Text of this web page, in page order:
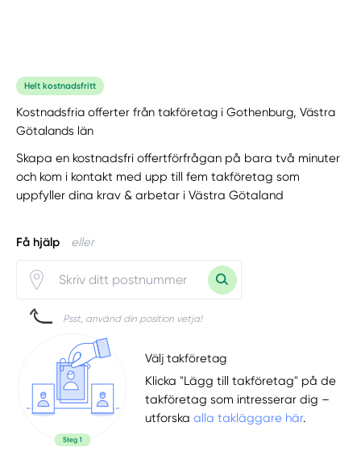
Helt kostnadsfritt
Kostnadsfria offerter från takföretag i Gothenburg, Västra
Götalands län
Skapa en kostnadsfri offertförfrågan på bara två minuter
och kom i kontakt med upp till fem takföretag som
uppfyller dina krav & arbetar i Västra Götaland
Få hjälp eller
Psst, använd din position vetja!
Välj takföretag
Klicka "Lägg till takföretag" på de
takföretag som intresserar dig –
utforskaalla takläggare här.